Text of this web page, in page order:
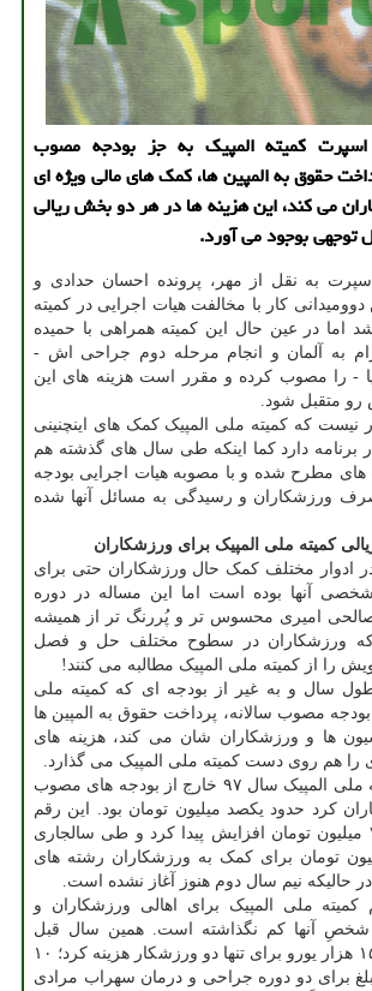
كمیته المپیك به جز بودجه مصوب
حقوق به المپین ها، كمك های مالی ویژه ای
می كند، این هزینه ها در هر دو بخش ریالی
توجهی بوجود می آورد.
به نقل از مهر، پرونده احسان حدادی و
کار با مخالفت هیات اجرایی در کمیته
اما در عین حال این کمیته همراهی با حمیده
به آلمان و انجام مرحله دوم جراحی اش -
پا - را مصوب کرده و مقرر است هزینه های این
متقبل شود.
نیست که کمیته ملی المپیک کمک های اینچنینی
برنامه دارد کما اینکه طی سال های گذشته هم
های مطرح شده و با مصوبه هیات اجرایی بودجه
ورزشکاران و رسیدگی به مسائل آنها شده
کمیته ملی المپیک برای ورزشکاران
ادوار مختلف کمک حال ورزشکاران حتی برای
آنها بوده است اما این مساله در دوره
امیری محسوس تر و پُررنگ تر از همیشه
ورزشکاران در سطوح مختلف حل و فصل
را از کمیته ملی المپیک مطالبه می کنند!
سال و به غیر از بودجه ای که کمیته ملی
مصوب سالانه، پرداخت حقوق به المپین ها
ها و ورزشکاران شان می کند، هزینه های
را هم روی دست کمیته ملی المپیک می گذارد.
رقم ریالی که کمیته ملی المپیک سال ۹۷ خارج از بودجه های مصوب
کرد حدود یکصد میلیون تومان بود. این رقم
در سال ۹۸ به ۷۰۰ میلیون تومان افزایش پیدا کرد و طی سالجاری
۵۵۰ میلیون تومان برای کمک به ورزشکاران رشته های
حالیکه نیم سال دوم هنوز آغاز نشده است.
ملی المپیک برای اهالی ورزشکاران و
آنها کم نگذاشته است. همین سال قبل
کمیته ملی المپیک ۱۵ هزار یورو برای تنها دو ورزشکار هزینه کرد؛ ۱۰
برای دو دوره جراحی و درمان سهراب مرادی